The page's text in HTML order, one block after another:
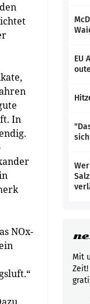
In
NOx-
EU
Mit